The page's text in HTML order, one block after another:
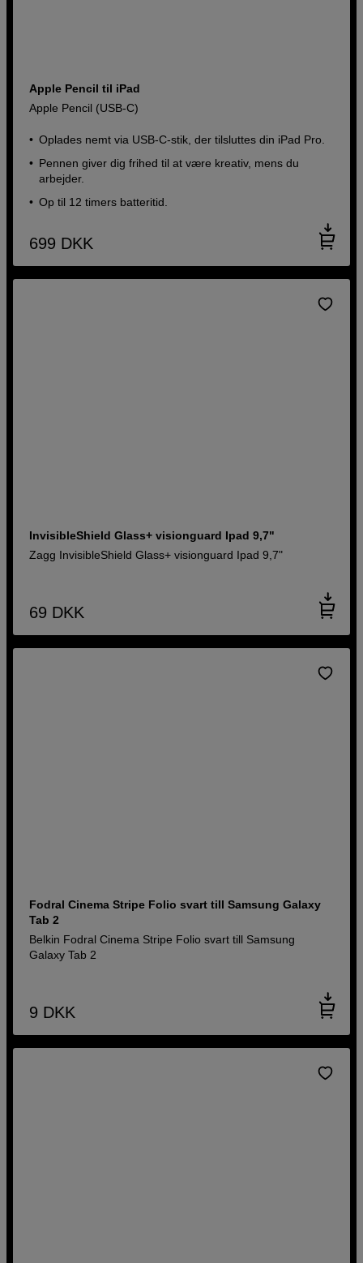
Apple Pencil til iPad
Apple Pencil (USB-C)
Oplades nemt via USB-C-stik, der tilsluttes din iPad Pro.
Pennen giver dig frihed til at være kreativ, mens du
arbejder.
Op til 12 timers batteritid.
699 DKK
InvisibleShield Glass+ visionguard Ipad 9,7"
Zagg InvisibleShield Glass+ visionguard Ipad 9,7"
69 DKK
Fodral Cinema Stripe Folio svart till Samsung Galaxy
Tab 2
Belkin Fodral Cinema Stripe Folio svart till Samsung
Galaxy Tab 2
9 DKK